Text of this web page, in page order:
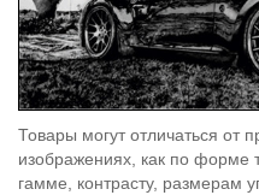
Товары могут отличаться от
изображениях, как по форме
гамме, контрасту, размерам